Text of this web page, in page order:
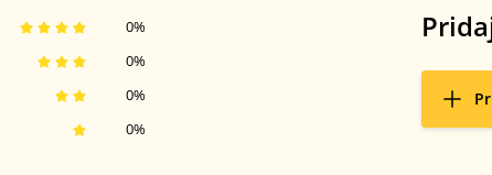
0%
0%
0%
0%